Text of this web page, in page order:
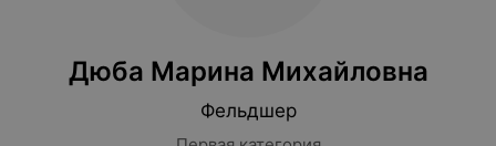
Дюба Марина Михайловна
Фельдшер